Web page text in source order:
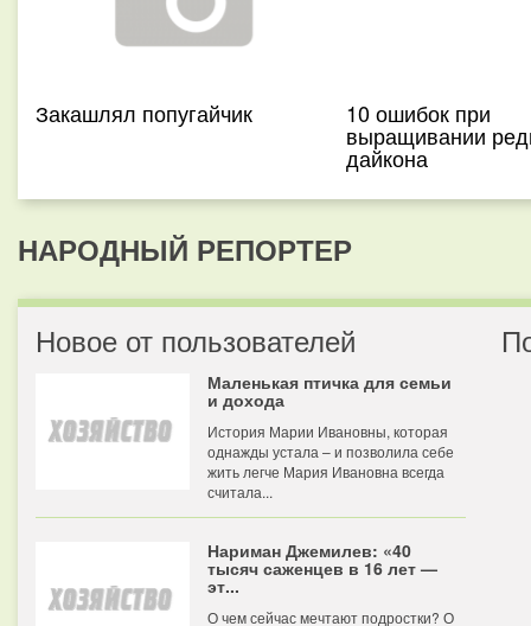
Закашлял попугайчик 10 ошибок при
выращивании
дайкона
НАРОДНЫЙ РЕПОРТЕР
Новое от пользователей
Маленькая птичка для семьи
и дохода
История Марии Ивановны, которая
однажды устала – и позволила себе
жить легче Мария Ивановна всегда
считала...
Нариман Джемилев: «40
тысяч саженцев в 16 лет —
эт...
О чем сейчас мечтают подростки? О